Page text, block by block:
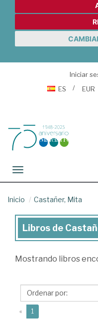
Iniciar
ES
EUR
Toggle navigation
Inicio Castañer, Mita
Libros
Castañer,
Libros de
Mostrando libros
« 1